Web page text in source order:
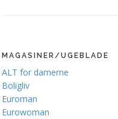
MAGASINER/UGEBLADE
ALT for damerne
Boligliv
Euroman
Eurowoman